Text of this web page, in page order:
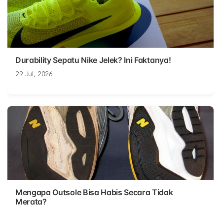
Durability Sepatu Nike Jelek? Ini Faktanya!
29 Jul, 2026
Mengapa Outsole Bisa Habis Secara Tidak
Merata?